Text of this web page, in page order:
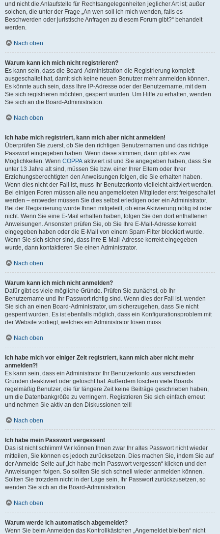
und nicht die Anlaufstelle für Rechtsangelegenheiten jeglicher Art ist; außer
solchen, die unter der Frage „An wen soll ich mich wenden, falls es
Beschwerden oder juristische Anfragen zu diesem Forum gibt?“ behandelt
werden.
Nach oben
Warum kann ich mich nicht registrieren?
Es kann sein, dass die Board-Administration die Registrierung komplett
ausgeschaltet hat, damit sich keine neuen Benutzer mehr anmelden können.
Es könnte auch sein, dass Ihre IP-Adresse oder der Benutzername, mit dem
Sie sich registrieren möchten, gesperrt wurden. Um Hilfe zu erhalten, wenden
Sie sich an die Board-Administration.
Nach oben
Ich habe mich registriert, kann mich aber nicht anmelden!
Überprüfen Sie zuerst, ob Sie den richtigen Benutzernamen und das richtige
Passwort eingegeben haben. Wenn diese stimmen, dann gibt es zwei
Möglichkeiten. Wenn COPPA aktiviert ist und Sie angegeben haben, dass Sie
unter 13 Jahre alt sind, müssen Sie bzw. einer Ihrer Eltern oder Ihrer
Erziehungsberechtigten den Anweisungen folgen, die Sie erhalten haben.
Wenn dies nicht der Fall ist, muss Ihr Benutzerkonto vielleicht aktiviert werden.
Bei einigen Foren müssen alle neu angemeldeten Mitglieder erst freigeschaltet
werden – entweder müssen Sie dies selbst erledigen oder ein Administrator.
Bei der Registrierung wurde Ihnen mitgeteilt, ob eine Aktivierung nötig ist oder
nicht. Wenn Sie eine E-Mail erhalten haben, folgen Sie den dort enthaltenen
Anweisungen. Ansonsten prüfen Sie, ob Sie Ihre E-Mail-Adresse korrekt
eingegeben haben oder die E-Mail von einem Spam-Filter blockiert wurde.
Wenn Sie sich sicher sind, dass Ihre E-Mail-Adresse korrekt eingegeben
wurde, dann kontaktieren Sie einen Administrator.
Nach oben
Warum kann ich mich nicht anmelden?
Dafür gibt es viele mögliche Gründe. Prüfen Sie zunächst, ob Ihr
Benutzername und Ihr Passwort richtig sind. Wenn dies der Fall ist, wenden
Sie sich an einen Board-Administrator, um sicherzugehen, dass Sie nicht
gesperrt wurden. Es ist ebenfalls möglich, dass ein Konfigurationsproblem mit
der Website vorliegt, welches ein Administrator lösen muss.
Nach oben
Ich habe mich vor einiger Zeit registriert, kann mich aber nicht mehr
anmelden?!
Es kann sein, dass ein Administrator Ihr Benutzerkonto aus verschieden
Gründen deaktiviert oder gelöscht hat. Außerdem löschen viele Boards
regelmäßig Benutzer, die für längere Zeit keine Beiträge geschrieben haben,
um die Datenbankgröße zu verringern. Registrieren Sie sich einfach erneut
und nehmen Sie aktiv an den Diskussionen teil!
Nach oben
Ich habe mein Passwort vergessen!
Das ist nicht schlimm! Wir können Ihnen zwar Ihr altes Passwort nicht wieder
mitteilen, Sie können es jedoch zurücksetzen. Dies machen Sie, indem Sie auf
der Anmelde-Seite auf „Ich habe mein Passwort vergessen“ klicken und den
Anweisungen folgen. So sollten Sie sich schnell wieder anmelden können.
Sollten Sie trotzdem nicht in der Lage sein, Ihr Passwort zurückzusetzen, so
wenden Sie sich an die Board-Administration.
Nach oben
Warum werde ich automatisch abgemeldet?
Wenn Sie beim Anmelden das Kontrollkästchen „Angemeldet bleiben“ nicht